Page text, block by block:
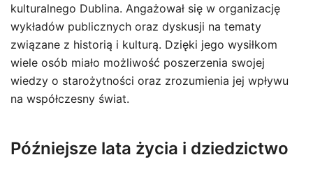
kulturalnego Dublina. Angażował się w organizację
wykładów publicznych oraz dyskusji na tematy
związane z historią i kulturą. Dzięki jego wysiłkom
wiele osób miało możliwość poszerzenia swojej
wiedzy o starożytności oraz zrozumienia jej wpływu
na współczesny świat.
Późniejsze lata życia i dziedzictwo